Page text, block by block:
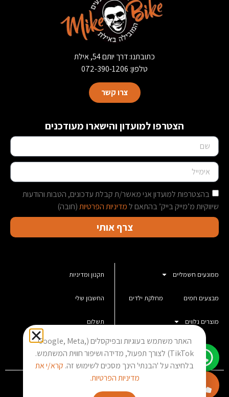
כתובתנו: דרך יותם 54, אילת
טלפון: 072-390-1206
צרו קשר
הצטרפו למועדון והישארו מעודכנים
בהצטרפות למועדון אני מאשר/ת קבלת עדכונים, הטבות והודעות
שיווקיות מ’מייק בייק’ בהתאם למדיניות הפרטיות(חובה)
צרף אותי
ממונעים חשמליים
מבצעים חמים מחלקת ילדים
מוצרים נלווים
תקנון ומדיניות
החשבון שלי
תשלום
סל קניות
מייק בייק אילת Copyright © 2023
האתר משתמש בעוגיות ובפיקסלים (Google, Meta,
TikTok) לצורך תפעול, מדידה ושיפור חווית המשתמש.
בלחיצה על 'הבנתי' הינך מסכים לשימוש זה. קרא/י את
מדיניות הפרטיות.